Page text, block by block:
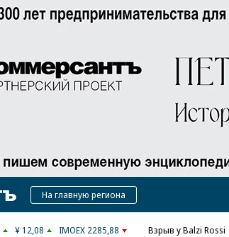
КоммерсантъНа главную региона
¥ 12,08 IMOEX 2285,88 Взрыв у Balzi Rossi